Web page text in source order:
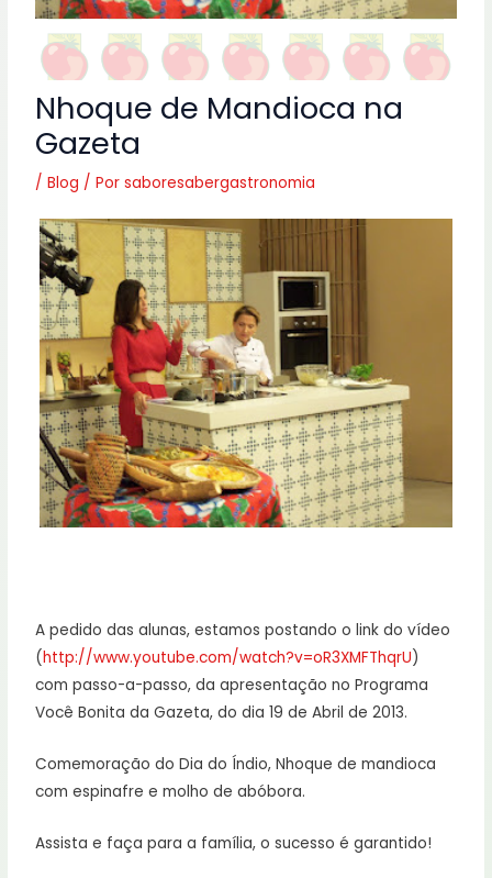
Nhoque de Mandioca na
Gazeta
/Blog / Porsaboresabergastronomia
A pedido das alunas, estamos postando o link do vídeo
(http://www.youtube.com/watch?v=oR3XMFThqrU)
com passo-a-passo, da apresentação no Programa
Você Bonita da Gazeta, do dia 19 de Abril de 2013.
Comemoração do Dia do Índio, Nhoque de mandioca
com espinafre e molho de abóbora.
Assista e faça para a família, o sucesso é garantido!